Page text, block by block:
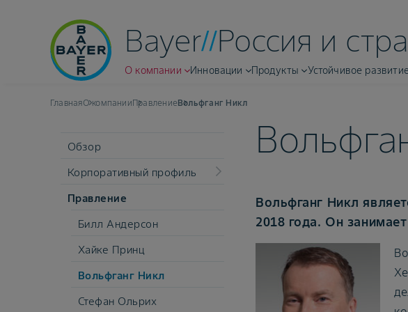
Bayer Россия и
О компании Инновации Продукты Устойчивое
ГлавнаяО компанииПравлениеВольфганг Никл
Обзор
Корпоративный профиль
Правление
Билл Андерсон
Хайке Принц
Вольфганг Никл
Стефан Ольрих
Вольфганг Никл
2018 года. Он